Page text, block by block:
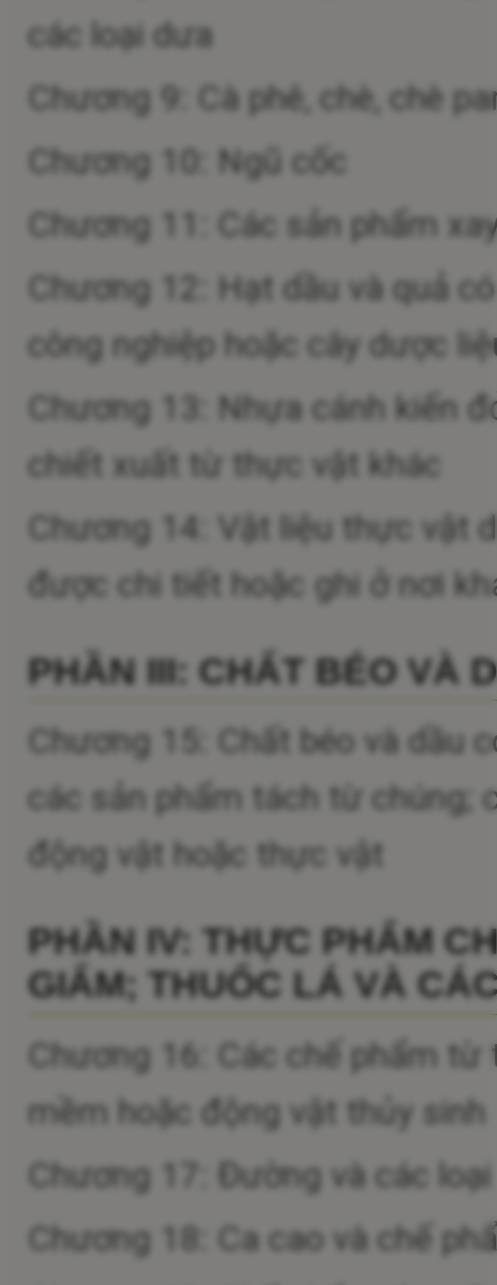
các loại dưa
Chương 9: Cà phê, chè, chè
Chương 10: Ngũ cốc
Chương 11: Các sản phẩm
Chương 12: Hạt dầu và quả
công nghiệp hoặc cây dược
Chương 13: Nhựa cánh kiến
chiết xuất từ thực vật khác
Chương 14: Vật liệu thực vật
được chi tiết hoặc ghi ở nơi
PHẦN III: CHẤT BÉO VÀ
Chương 15: Chất béo và dầu
các sản phẩm tách từ chúng;
động vật hoặc thực vật
PHẦN IV: THỰC PHẨM
GIẤM; THUỐC LÁ VÀ
Chương 16: Các chế phẩm
mềm hoặc động vật thủy
Chương 17: Đường và các
Chương 18: Ca cao và chế